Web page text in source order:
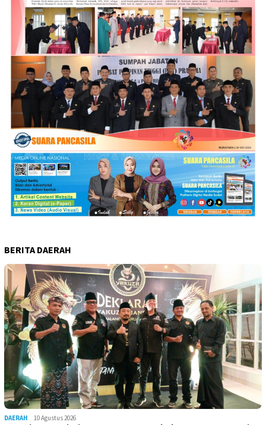
BERITA DAERAH
DAERAH 10 Agustus 2026